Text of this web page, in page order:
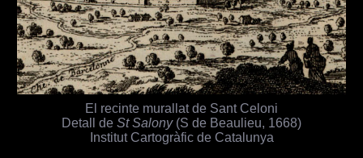
El recinte murallat de Sant Celoni
Detall de St Salony(S de Beaulieu, 1668)
Institut Cartogràfic de Catalunya